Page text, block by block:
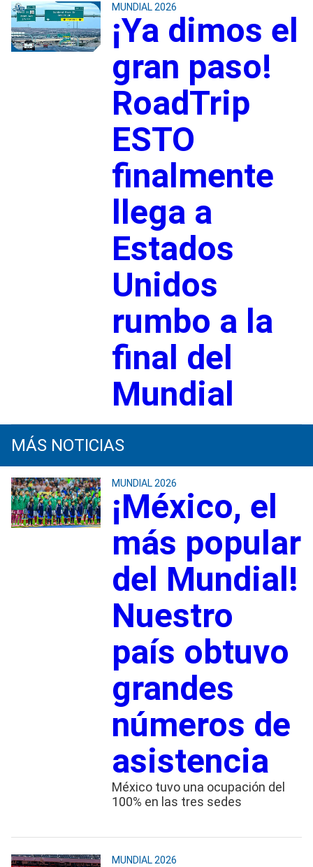
MUNDIAL 2026
¡Ya dimos el
gran paso!
RoadTrip
ESTO
finalmente
llega a
Estados
Unidos
rumbo a la
final del
Mundial
MÁS NOTICIAS
MUNDIAL 2026
¡México, el
más popular
del Mundial!
Nuestro
país obtuvo
grandes
números de
asistencia
México tuvo una ocupación del
100% en las tres sedes
MUNDIAL 2026